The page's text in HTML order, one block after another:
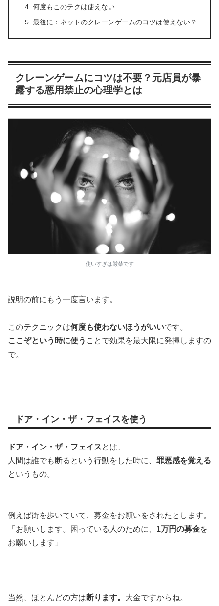
何度もこのテクは使えない
最後に：ネットのクレーンゲームのコツは使えない？
クレーンゲームにコツは不要？元店員が暴
露する悪用禁止の心理学とは
使いすぎは厳禁です
説明の前にもう一度言います。
このテクニックは何度も使わないほうがいいです。
ここぞという時に使う ことで効果を最大限に発揮しますの
で。
ドア・イン・ザ・フェイスを使う
ドア・イン・ザ・フェイスとは、
人間は誰でも断るという行動をした時に、 罪悪感を覚える
というもの。
例えば街を歩いていて、募金をお願いをされたとします。
「お願いします。困っている人のために、 1万円の募金を
お願いします」
当然、ほとんどの方は断ります。 大金ですからね。